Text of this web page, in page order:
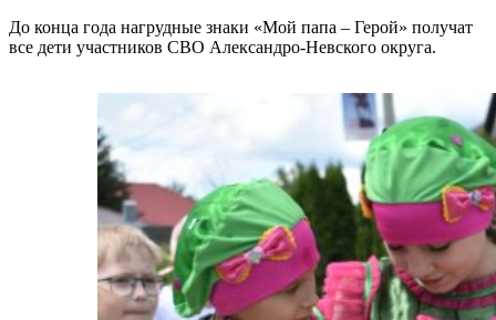
До конца года нагрудные знаки «Мой папа – Герой» получат
все дети участников СВО Александро-Невского округа.